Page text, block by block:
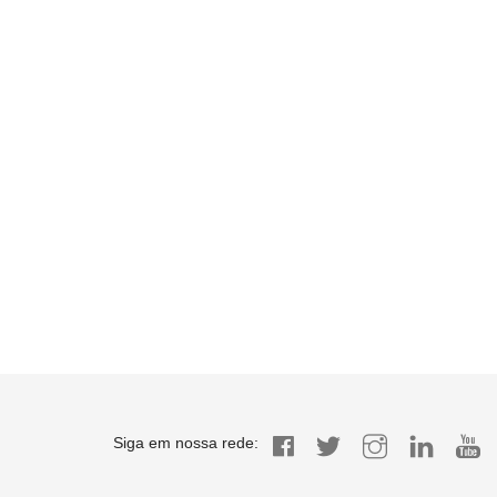
Siga em nossa rede: